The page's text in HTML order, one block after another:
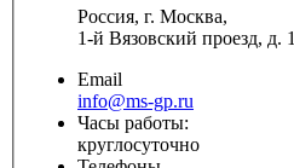
Россия, г. Москва,
1-й Вязовский проезд, д.
Email
info@ms-gp.ru
Часы работы:
круглосуточно